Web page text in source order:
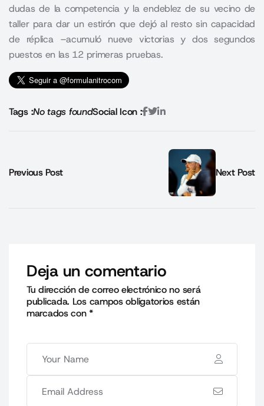
dudas de la competencia y la endeblez de su vecino de
taller para dar un estirón que dejó al resto sin capacidad
de réplica –acumuló nueve victorias y dos segundos
puestos en las 12 primeras pruebas.
Tags :No tags foundSocial Icon :
Previous Post Next Post
Deja un comentario
Tu dirección de correo electrónico no será
publicada. Los campos obligatorios están
marcados con*